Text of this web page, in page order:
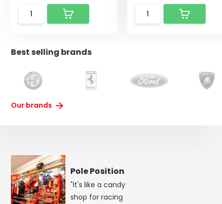
Best selling brands
Our brands
Pole Position
"It's like a candy
shop for racing